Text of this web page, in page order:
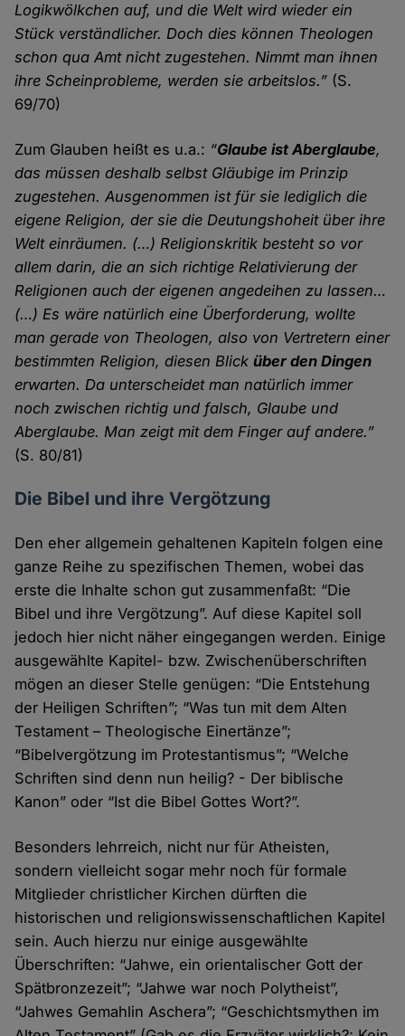
Logikwölkchen auf, und die Welt wird wieder ein
Stück verständlicher. Doch dies können Theologen
schon qua Amt nicht zugestehen. Nimmt man ihnen
ihre Scheinprobleme, werden sie arbeitslos.” (S.
69/70)
Zum Glauben heißt es u.a.: “Glaube ist Aberglaube,
das müssen deshalb selbst Gläubige im Prinzip
zugestehen. Ausgenommen ist für sie lediglich die
eigene Religion, der sie die Deutungshoheit über ihre
Welt einräumen. (…) Religionskritik besteht so vor
allem darin, die an sich richtige Relativierung der
Religionen auch der eigenen angedeihen zu lassen…
(…) Es wäre natürlich eine Überforderung, wollte
man gerade von Theologen, also von Vertretern einer
bestimmten Religion, diesen Blicküber den Dingen
erwarten. Da unterscheidet man natürlich immer
noch zwischen richtig und falsch, Glaube und
Aberglaube. Man zeigt mit dem Finger auf andere.”
(S. 80/81)
Die Bibel und ihre Vergötzung
Den eher allgemein gehaltenen Kapiteln folgen eine
ganze Reihe zu spezifischen Themen, wobei das
erste die Inhalte schon gut zusammenfaßt: “Die
Bibel und ihre Vergötzung”. Auf diese Kapitel soll
jedoch hier nicht näher eingegangen werden. Einige
ausgewählte Kapitel- bzw. Zwischenüberschriften
mögen an dieser Stelle genügen: “Die Entstehung
der Heiligen Schriften”; “Was tun mit dem Alten
Testament – Theologische Einertänze”;
“Bibelvergötzung im Protestantismus”; “Welche
Schriften sind denn nun heilig? - Der biblische
Kanon” oder “Ist die Bibel Gottes Wort?”.
Besonders lehrreich, nicht nur für Atheisten,
sondern vielleicht sogar mehr noch für formale
Mitglieder christlicher Kirchen dürften die
historischen und religionswissenschaftlichen Kapitel
sein. Auch hierzu nur einige ausgewählte
Überschriften: “Jahwe, ein orientalischer Gott der
Spätbronzezeit”; “Jahwe war noch Polytheist”,
“Jahwes Gemahlin Aschera”; “Geschichtsmythen im